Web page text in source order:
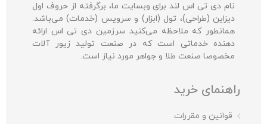
نام دی تی اس لند برای وبسایت ما، برگرفته از حروف اول
دیزاین (طراحی)، تول (ابزار) و سرویس (خدمات) می‌باشد.
همانطور که ملاحظه می‌کنید سرزمین دی تی اس ارائه
دهنده خدماتی است که در صنعت تولید زیور آلات
مخصوصا صنعت طلا و جواهر مورد نیاز است.
راهنمای خرید
قوانین و مقررات